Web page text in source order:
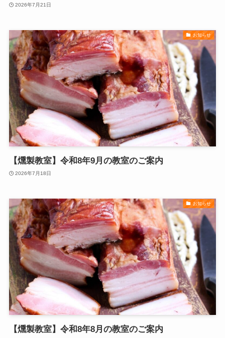
2026年7月21日
お知らせ
【燻製教室】令和8年9月の教室のご案内
2026年7月18日
お知らせ
【燻製教室】令和8年8月の教室のご案内